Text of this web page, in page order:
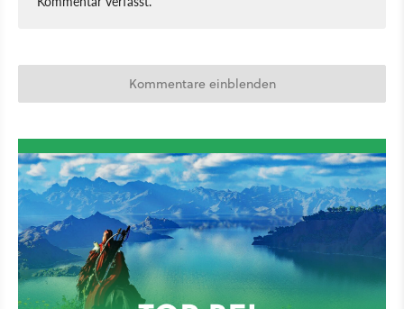
Kommentare einblenden